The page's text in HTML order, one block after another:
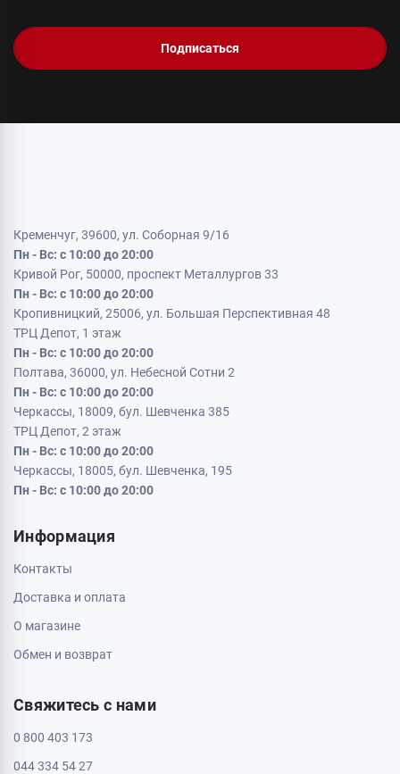
Подписаться
Кременчуг, 39600, ул. Соборная 9/16
Пн - Вс: с 10:00 до 20:00
Кривой Рог, 50000, проспект Металлургов 33
Кропивницкий, 25006, ул. Большая Перспективная 48
Полтава, 36000, ул. Небесной Сотни 2
Пн - Вс: с 10:00 до 20:00
ТРЦ Депот, 2 этаж
Черкассы, 18005, бул. Шевченка, 195
Информация